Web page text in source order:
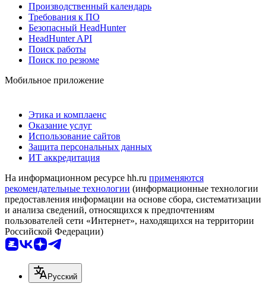
Производственный календарь
Требования к ПО
Безопасный HeadHunter
HeadHunter API
Поиск работы
Поиск по резюме
Мобильное приложение
Этика и комплаенс
Оказание услуг
Использование сайтов
Защита персональных данных
ИТ аккредитация
На информационном ресурсе hh.ru применяются
рекомендательные технологии (информационные технологии
предоставления информации на основе сбора, систематизации
и анализа сведений, относящихся к предпочтениям
пользователей сети «Интернет», находящихся на территории
Российской Федерации)
Русский